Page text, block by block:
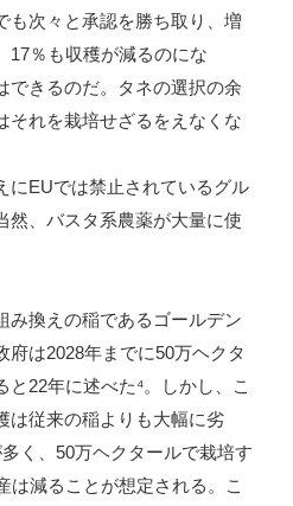
も次々と承認を勝ち取り、増
17％も収穫が減るのにな
きるのだ。タネの選択の余
それを栽培せざるをえなくな
EUでは禁止されているグル
然、バスタ系農薬が大量に使
換えの稲であるゴールデン
府は2028年までに50万ヘクタ
22年に述べた⁴。しかし、こ
は従来の稲よりも大幅に劣
く、50万ヘクタールで栽培す
は減ることが想定される。こ